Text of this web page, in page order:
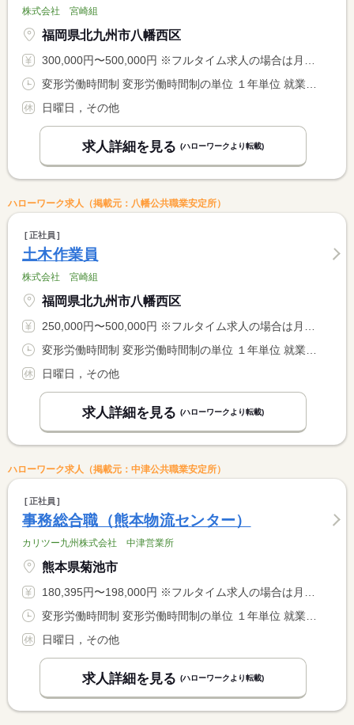
株式会社 宮崎組
福岡県北九州市八幡西区
300,000円〜500,000円 ※フルタイム求人の場合は月額（換算額）、パート求人の場合は時間額を表示しています。
日曜日，その他
求人詳細を見る (ハローワークより転載)
ハローワーク求人（掲載元：八幡公共職業安定所）
正社員
土木作業員
株式会社 宮崎組
福岡県北九州市八幡西区
250,000円〜500,000円 ※フルタイム求人の場合は月額（換算額）、パート求人の場合は時間額を表示しています。
日曜日，その他
求人詳細を見る (ハローワークより転載)
ハローワーク求人（掲載元：中津公共職業安定所）
正社員
事務総合職（熊本物流センター）
カリツー九州株式会社 中津営業所
熊本県菊池市
180,395円〜198,000円 ※フルタイム求人の場合は月額（換算額）、パート求人の場合は時間額を表示しています。
日曜日，その他
求人詳細を見る (ハローワークより転載)